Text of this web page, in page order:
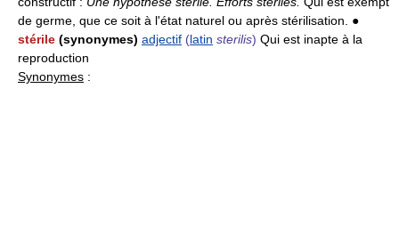
de germe, que ce soit à l'état naturel ou après stérilisation. ●
stérile (synonymes) adjectif (latin sterilis) Qui est inapte à la
reproduction
Synonymes :